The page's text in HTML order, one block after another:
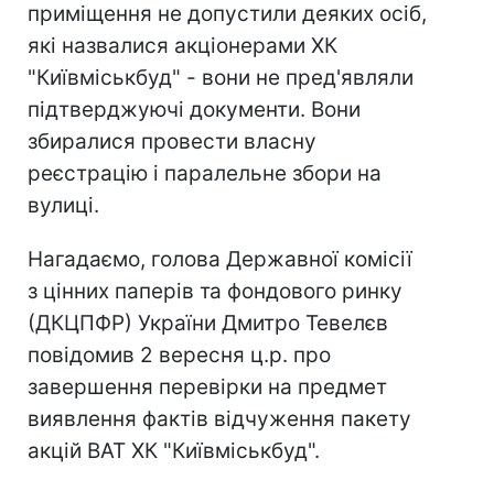
приміщення не допустили деяких осіб,
які назвалися акціонерами ХК
"Київміськбуд" - вони не пред'являли
підтверджуючі документи. Вони
збиралися провести власну
реєстрацію і паралельне збори на
вулиці.
Нагадаємо, голова Державної комісії
з цінних паперів та фондового ринку
(ДКЦПФР) України Дмитро Тевелєв
повідомив 2 вересня ц.р. про
завершення перевірки на предмет
виявлення фактів відчуження пакету
акцій ВАТ ХК "Київміськбуд".